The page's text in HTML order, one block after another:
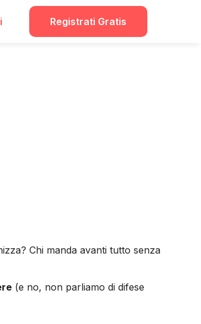
Registrati Gratis
Chi manda avanti tutto senza
(e no, non parliamo di difese